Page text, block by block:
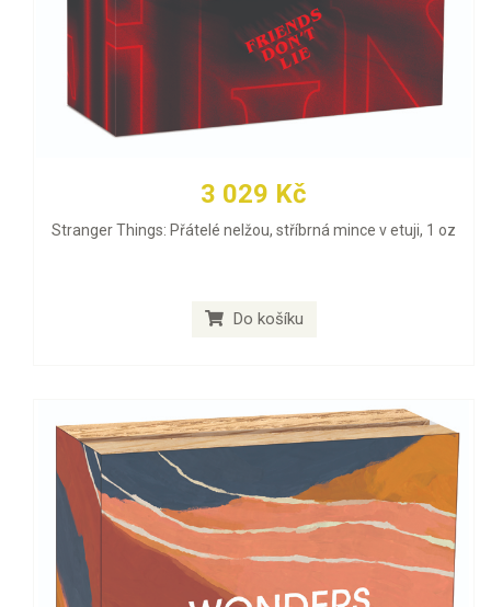
3 029 Kč
Stranger Things: Přátelé nelžou, stříbrná mince v etuji, 1 oz
Do košíku